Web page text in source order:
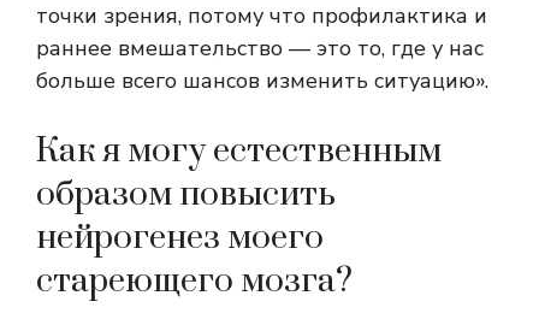
точки зрения, потому что профилактика и
раннее вмешательство — это то, где у нас
больше всего шансов изменить ситуацию».
Как я могу естественным
образом повысить
нейрогенез моего
стареющего мозга?